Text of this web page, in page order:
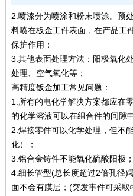
2.喷漆分为喷涂和粉末喷涂。预
料喷在板金工件表面，在产品工
保护作用；
3.其他表面处理方法：阳极氧化
处理、空气氧化等；
高精度钣金加工常见问题：
1.所有的电化学解决方案都应在
的化学溶液可以在组合件的间隙
2.焊接零件可以化学处理，但不
化）；
3.铝合金铸件不能氧化硫酸阳极；
4.细长管型(总长度超过2倍孔径)
面不会有膜层；(突发事件可采取